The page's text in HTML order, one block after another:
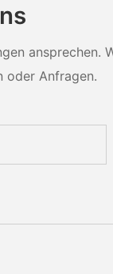
ansprechen.
oder Anfragen.